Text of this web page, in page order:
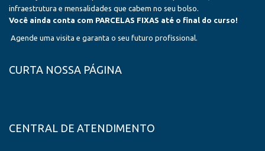
infraestrutura e mensalidades que cabem no seu bolso.
Você ainda conta com PARCELAS FIXAS até o final do curso!
Agende uma visita e garanta o seu futuro profissional.
CURTA NOSSA PÁGINA
CENTRAL DE ATENDIMENTO